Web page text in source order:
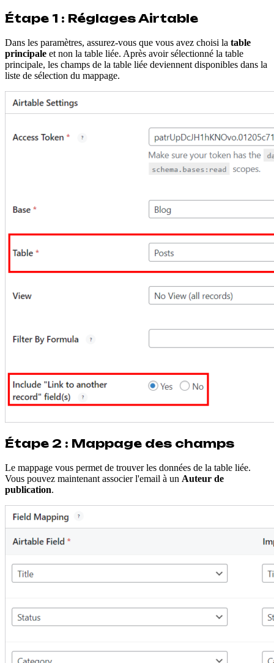
Étape 1 : Réglages Airtable
Dans les paramètres, assurez-vous que vous avez choisi la table
principale et non la table liée. Après avoir sélectionné la table
principale, les champs de la table liée deviennent disponibles dans la
liste de sélection du mappage.
Étape 2 : Mappage des champs
Le mappage vous permet de trouver les données de la table liée.
Vous pouvez maintenant associer l'email à un Auteur de
publication.